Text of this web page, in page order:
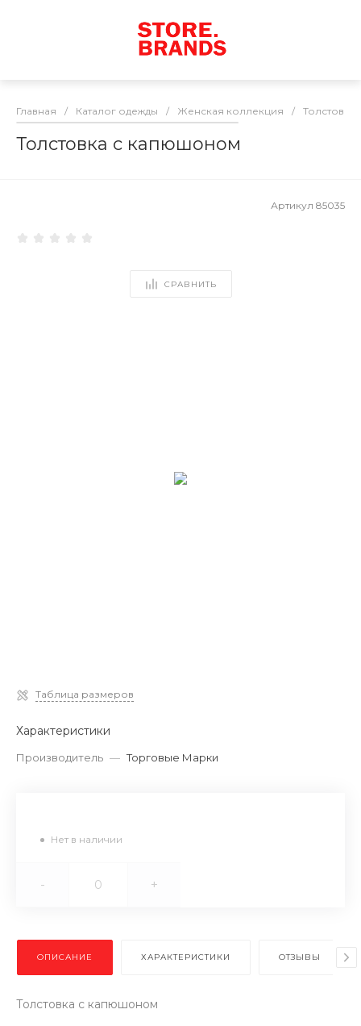
Главная / Каталог одежды / Женская коллекция / Толстовки
Толстовка с капюшоном
Артикул 85035
СРАВНИТЬ
Таблица размеров
Характеристики
Производитель — Торговые Марки
Нет в наличии
- +
ОПИСАНИЕ ХАРАКТЕРИСТИКИ ОТЗЫВЫ
Толстовка с капюшоном